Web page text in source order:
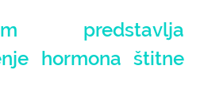
predstavlja
hormona štitne